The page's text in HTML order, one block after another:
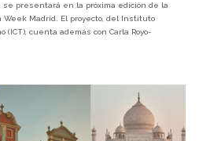
presentará en la próxima edición de la
Madrid. El proyecto, del Instituto
(ICT), cuenta además con Carla Royo-